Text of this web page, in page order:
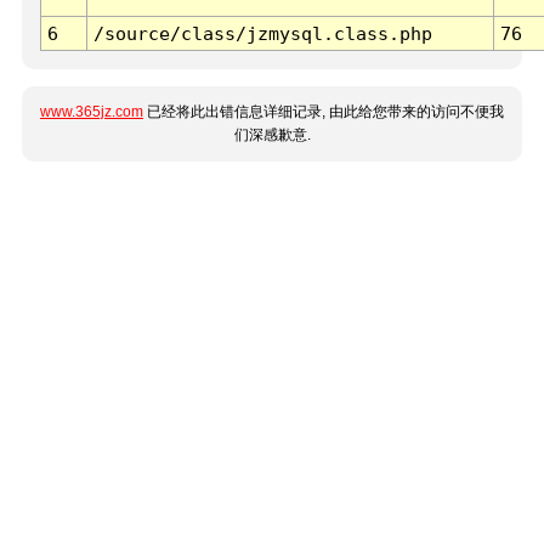
6 /source/class/jzmysql.class.php 76
www.365jz.com 已经将此出错信息详细记录, 由此给您带来的访问不便我
们深感歉意.